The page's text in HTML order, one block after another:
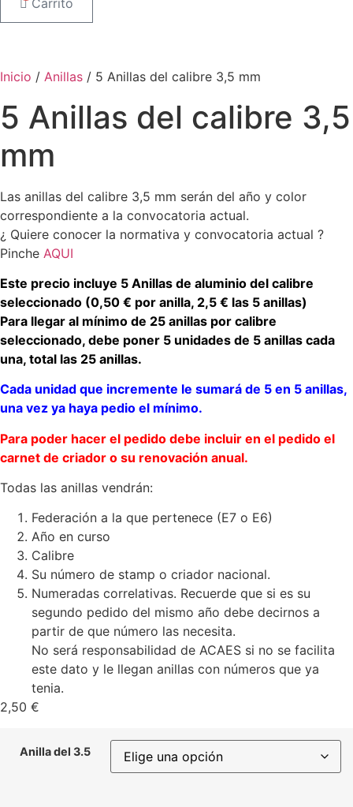
Inicio / Anillas / 5 Anillas del calibre 3,5 mm
5 Anillas del calibre 3,5
mm
Las anillas del calibre 3,5 mm serán del año y color
correspondiente a la convocatoria actual.
¿ Quiere conocer la normativa y convocatoria actual ?
Pinche AQUI
Este precio incluye 5 Anillas de aluminio del calibre
seleccionado (0,50 € por anilla, 2,5 € las 5 anillas)
Para llegar al mínimo de 25 anillas por calibre
seleccionado, debe poner 5 unidades de 5 anillas cada
una, total las 25 anillas.
Cada unidad que incremente le sumará de 5 en 5 anillas,
una vez ya haya pedio el mínimo.
Para poder hacer el pedido debe incluir en el pedido el
carnet de criador o su renovación anual.
Todas las anillas vendrán:
Federación a la que pertenece (E7 o E6)
Año en curso
Calibre
Su número de stamp o criador nacional.
Numeradas correlativas. Recuerde que si es su
segundo pedido del mismo año debe decirnos a
partir de que número las necesita.
No será responsabilidad de ACAES si no se facilita
este dato y le llegan anillas con números que ya
tenia.
2,50 €
Anilla del 3.5